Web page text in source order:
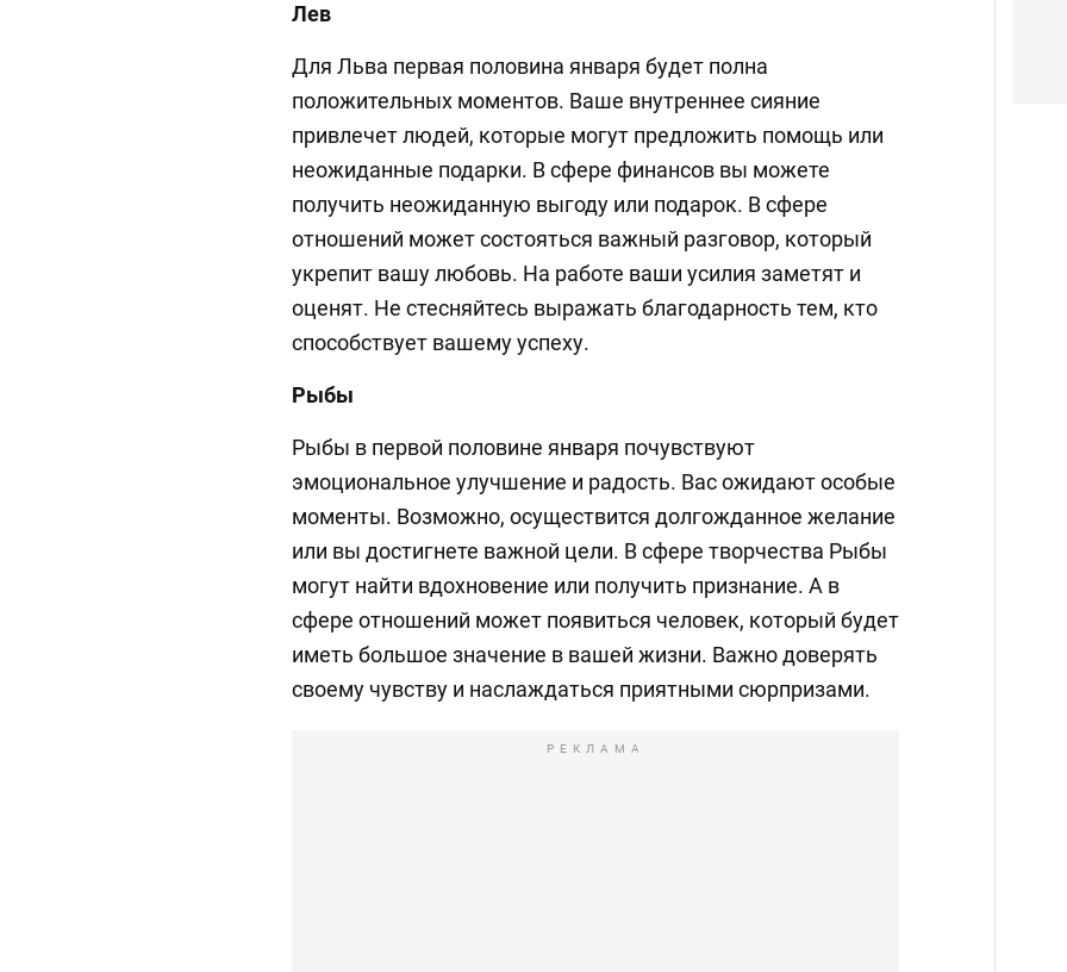
Лев
Для Льва первая половина января будет полна
положительных моментов. Ваше внутреннее сияние
привлечет людей, которые могут предложить помощь или
неожиданные подарки. В сфере финансов вы можете
получить неожиданную выгоду или подарок. В сфере
отношений может состояться важный разговор, который
укрепит вашу любовь. На работе ваши усилия заметят и
оценят. Не стесняйтесь выражать благодарность тем, кто
способствует вашему успеху.
Рыбы
Рыбы в первой половине января почувствуют
эмоциональное улучшение и радость. Вас ожидают особые
моменты. Возможно, осуществится долгожданное желание
или вы достигнете важной цели. В сфере творчества Рыбы
могут найти вдохновение или получить признание. А в
сфере отношений может появиться человек, который будет
иметь большое значение в вашей жизни. Важно доверять
своему чувству и наслаждаться приятными сюрпризами.
РЕКЛАМА